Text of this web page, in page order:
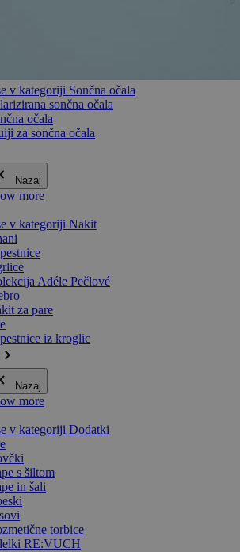
v kategoriji Sončna očala
sončna očala
očala
za sončna očala
Nazaj
more
v kategoriji Nakit
Adéle Pečlové
za pare
iz kroglic
Nazaj
more
v kategoriji Dodatki
s šiltom
in šali
torbice
RE:VUCH